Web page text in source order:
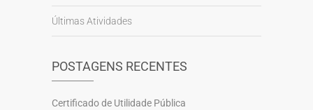
Últimas Atividades
POSTAGENS RECENTES
Certificado de Utilidade Pública